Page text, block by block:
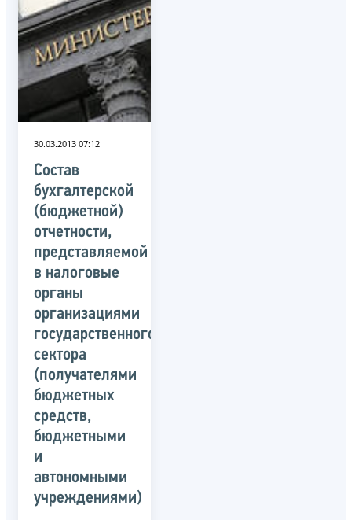
30.03.2013 07:12
Состав
бухгалтерской
(бюджетной)
отчетности,
представляемой
в налоговые
органы
организациями
государственного
сектора
(получателями
бюджетных
средств,
бюджетными
и
автономными
учреждениями)